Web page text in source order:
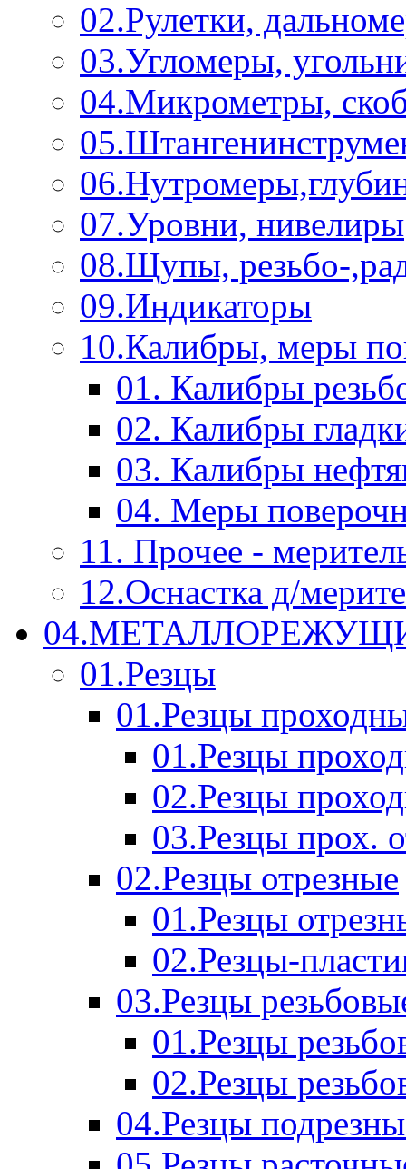
02.Рулетки,
03.Угломеры,
04.Микрометры,
07.Уровни, нивелиры
08.Щупы, резьбо-
09.Индикаторы
10.Калибры, меры
01. Калибры
02. Калибры
03. Калибры
04. Меры
11. Прочее -
12.Оснастка д/
01.Резцы
01.Резцы
01.Резцы
02.Резцы
03.Резцы прох.
02.Резцы отрезные
01.Резцы
02.Резцы-
03.Резцы
01.Резцы
02.Резцы
04.Резцы